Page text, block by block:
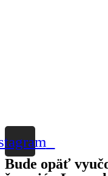
Bude opäť